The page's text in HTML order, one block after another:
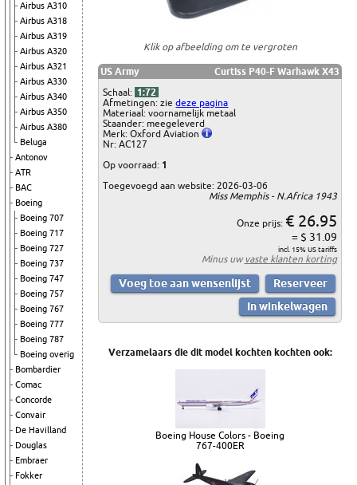
Airbus A310
Airbus A318
Airbus A319
Airbus A320
Airbus A321
Airbus A330
Airbus A340
Airbus A350
Airbus A380
Beluga
Antonov
ATR
BAC
Boeing
Boeing 707
Boeing 717
Boeing 727
Boeing 737
Boeing 747
Boeing 757
Boeing 767
Boeing 777
Boeing 787
Boeing overig
Bombardier
Comac
Concorde
Convair
De Havilland
Douglas
Embraer
Fokker
Klik op afbeelding om te vergroten
US Army
Curtiss P40-F Warhawk X43
Schaal: 1:72
Afmetingen: ziedeze pagina
Materiaal: voornamelijk metaal
Staander: meegeleverd
Merk: Oxford Aviation
Nr: AC127
Op voorraad: 1
Toegevoegd aan website: 2026-03-06
Miss Memphis - N.Africa 1943
Onze prijs: € 26.95
= $ 31.09
incl. 15% US tariffs
Minus uwvaste klanten korting
Verzamelaars die dit model kochten kochten ook:
Boeing House Colors - Boeing
767-400ER